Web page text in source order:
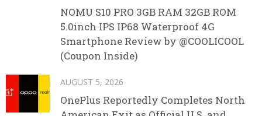
NOMU S10 PRO 3GB RAM 32GB ROM
5.0inch IPS IP68 Waterproof 4G
Smartphone Review by @COOLICOOL
(Coupon Inside)
AUGUST 5, 2026
OnePlus Reportedly Completes North